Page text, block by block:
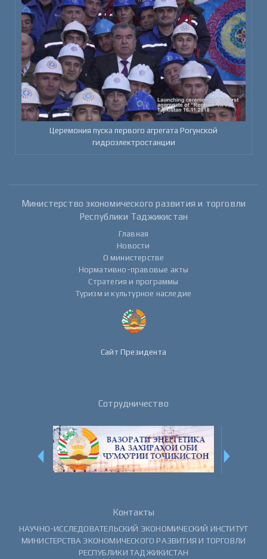
Церемония пуска первого агрегата Рогунской
гидроэлектростанции
Министерство экономического развития и торговли
Республики Таджикистан
Главная
Новости
О министерстве
Нормативно-правовые акты
Стратегия и программы
Туризм и культурное наследие
Сайт Президента
Сотрудничество
Контакты
НАУЧНО-ИССЛЕДОВАТЕЛЬСКИЙ ЭКОНОМИЧЕСКИЙ ИНСТИТУТ
МИНИСТЕРСТВА ЭКОНОМИЧЕСКОГО РАЗВИТИЯ И ТОРГОВЛИ
РЕСПУБЛИКИ ТАДЖИКИСТАН